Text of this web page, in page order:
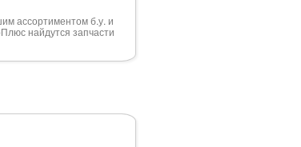
ассортиментом б.у. и
найдутся запчасти